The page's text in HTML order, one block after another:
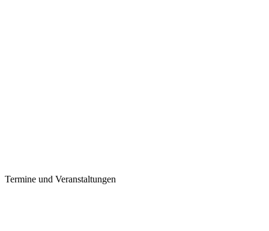
Termine und Veranstaltungen